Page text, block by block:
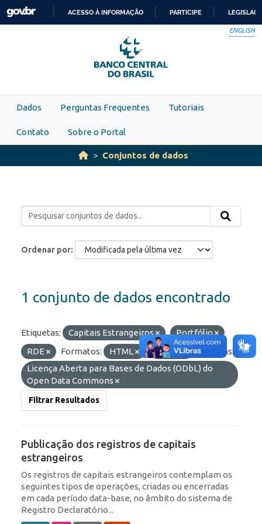
Skip to main content
PARA
O
CONTEÚDO
ACESSO À INFORMAÇÃO PARTICIPE
ENGLISH
Dados Perguntas Frequentes Tutoriais
Contato Sobre o Portal
Conjuntos de dados
Ordenar por
1 conjunto de dados encontrado
Etiquetas: Capitais Estrangeiros
Portfólio
RDE
Formatos: HTML OData
Licenças:
Licença Aberta para Bases de Dados (ODbL) do
Open Data Commons
Filtrar Resultados
Publicação dos registros de capitais
estrangeiros
Os registros de capitais estrangeiros contemplam os
seguintes tipos de operações, criadas ou encerradas
em cada período data-base, no âmbito do sistema de
Registro Declaratório...